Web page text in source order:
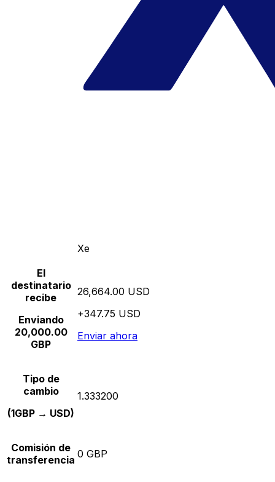
Xe
El
destinatario
recibe
Enviando
20,000.00
GBP
26,664.00 USD
+347.75 USD
Enviar ahora
Tipo de
cambio
(1GBP → USD)
1.333200
Comisión de
transferencia 0 GBP